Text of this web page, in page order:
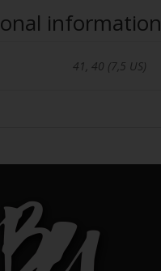
information
41, 40 (7,5 US)